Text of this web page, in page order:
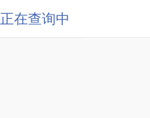
正在查询中